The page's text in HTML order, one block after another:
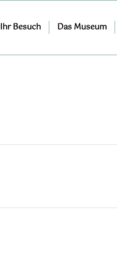
Ihr Besuch Das Museum